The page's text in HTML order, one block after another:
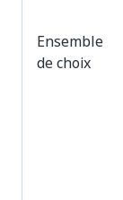
Ensemble
de choix